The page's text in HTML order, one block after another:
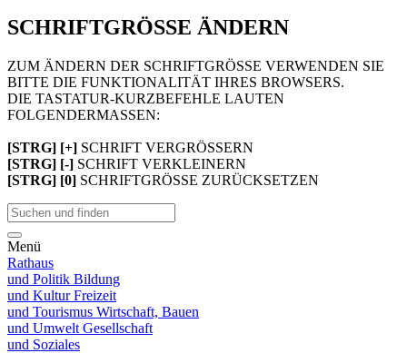
SCHRIFTGRÖSSE ÄNDERN
ZUM ÄNDERN DER SCHRIFTGRÖSSE VERWENDEN SIE
BITTE DIE FUNKTIONALITÄT IHRES BROWSERS.
DIE TASTATUR-KURZBEFEHLE LAUTEN
FOLGENDERMASSEN:
[STRG] [+] SCHRIFT VERGRÖSSERN
[STRG] [-] SCHRIFT VERKLEINERN
[STRG] [0] SCHRIFTGRÖSSE ZURÜCKSETZEN
Menü
Rathaus
und Politik Bildung
und KulturFreizeit
und Tourismus Wirtschaft, Bauen
und Umwelt Gesellschaft
und Soziales